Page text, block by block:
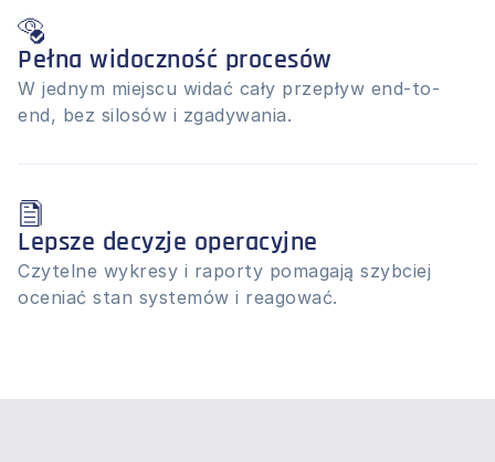
Pełna widoczność procesów
W jednym miejscu widać cały przepływ end-to-
end, bez silosów i zgadywania.
Lepsze decyzje operacyjne
Czytelne wykresy i raporty pomagają szybciej
oceniać stan systemów i reagować.